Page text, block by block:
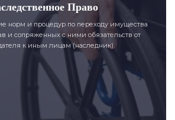
Право
норм и процедур по переходу имущества
и сопряженных с ними обязательств от
к иным лицам (наследник).